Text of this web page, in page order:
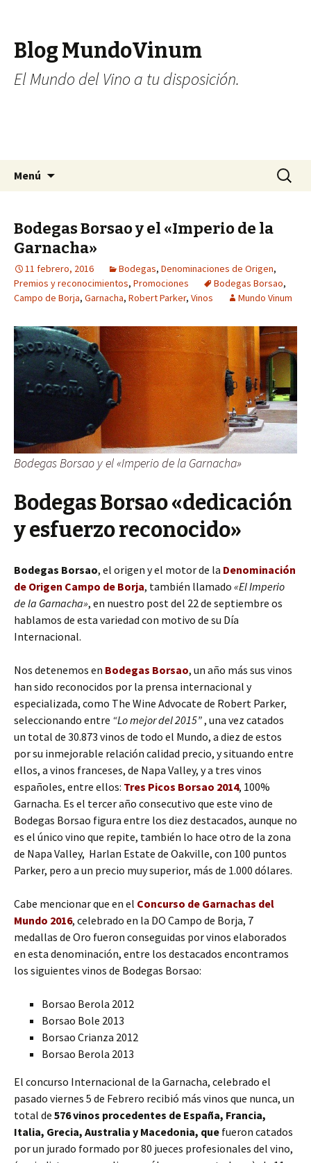
Blog MundoVinum
El Mundo del Vino a tu disposición.
Menú Buscar:
Bodegas Borsao y el «Imperio de la
Garnacha»
11 febrero, 2016 Bodegas, Denominaciones de Origen,
Premios y reconocimientos, Promociones Bodegas Borsao,
Campo de Borja, Garnacha, Robert Parker, Vinos Mundo Vinum
Bodegas Borsao y el «Imperio de la Garnacha»
Bodegas Borsao «dedicación
y esfuerzo reconocido»
Bodegas Borsao, el origen y el motor de la Denominación
de Origen Campo de Borja, también llamado «El Imperio
de la Garnacha», en nuestro post del 22 de septiembre os
hablamos de esta variedad con motivo de su Día
Internacional.
Nos detenemos en Bodegas Borsao, un año más sus vinos
han sido reconocidos por la prensa internacional y
especializada, como The Wine Advocate de Robert Parker,
seleccionando entre “Lo mejor del 2015”, una vez catados
un total de 30.873 vinos de todo el Mundo, a diez de estos
por su inmejorable relación calidad precio, y situando entre
ellos, a vinos franceses, de Napa Valley, y a tres vinos
españoles, entre ellos: Tres Picos Borsao 2014, 100%
Garnacha. Es el tercer año consecutivo que este vino de
Bodegas Borsao figura entre los diez destacados, aunque no
es el único vino que repite, también lo hace otro de la zona
de Napa Valley, Harlan Estate de Oakville, con 100 puntos
Parker, pero a un precio muy superior, más de 1.000 dólares.
Cabe mencionar que en el Concurso de Garnachas del
Mundo 2016, celebrado en la DO Campo de Borja, 7
medallas de Oro fueron conseguidas por vinos elaborados
en esta denominación, entre los destacados encontramos
los siguientes vinos de Bodegas Borsao:
Borsao Berola 2012
Borsao Bole 2013
Borsao Crianza 2012
Borsao Berola 2013
El concurso Internacional de la Garnacha, celebrado el
pasado viernes 5 de Febrero recibió más vinos que nunca, un
total de 576 vinos procedentes de España, Francia,
Italia, Grecia, Australia y Macedonia, que fueron catados
por un jurado formado por 80 jueces profesionales del vino,